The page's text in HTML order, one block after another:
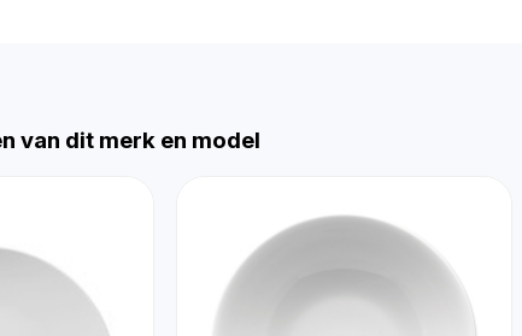
van dit merk en model